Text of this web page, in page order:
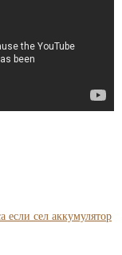
если сел аккумулятор